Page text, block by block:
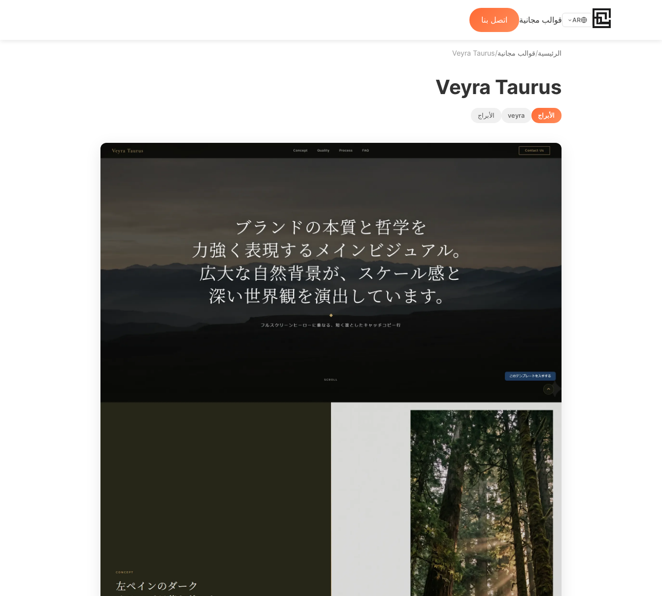
AR قوالب مجانية اتصل بنا
الرئيسية/قوالب مجانية/
Veyra Taurus
Veyra Taurus
الأبراج veyra الأبراج